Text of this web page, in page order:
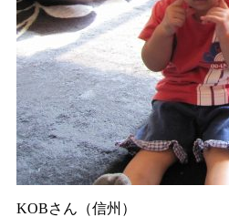
KOBさん（信州）